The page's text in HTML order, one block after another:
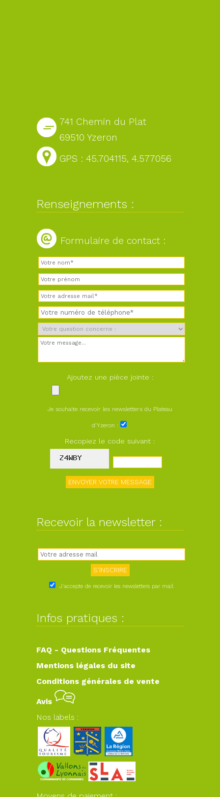
741 Chemin du Plat
69510 Yzeron
GPS : 45.704115, 4.577056
Renseignements :
Formulaire de contact :
Ajoutez une pièce jointe :
Je souhaite recevoir les newsletters du Plateau
d'Yzeron :
Recopiez le code suivant :
Recevoir la newsletter :
J'accepte de recevoir les newsletters par mail
Infos pratiques :
FAQ - Questions Fréquentes
Mentions légales du site
Conditions générales de vente
Avis
Nos labels :